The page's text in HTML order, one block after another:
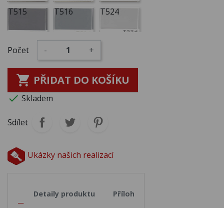
T515 T516 T524
Počet - +
 PŘIDAT DO KOŠÍKU
 Skladem
Sdílet
Ukázky našich realizací
Detaily produktu Přílohy